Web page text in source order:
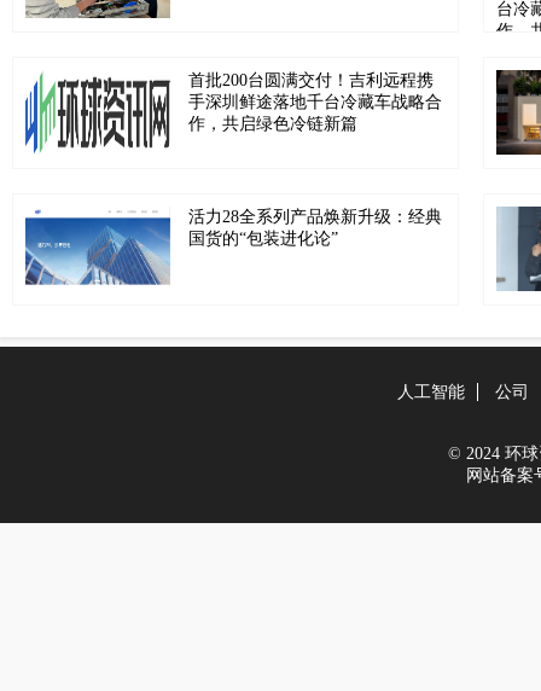
首批200台圆满交付！吉利远程携
手深圳鲜途落地千台冷藏车战略合
作，共启绿色冷链新篇
活力28全系列产品焕新升级：经典
国货的“包装进化论”
人工智能 公司
© 2024 环球
网站备案